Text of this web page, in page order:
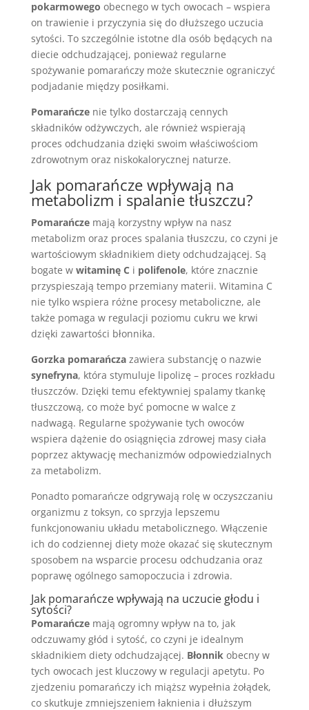
pokarmowego obecnego w tych owocach – wspiera
on trawienie i przyczynia się do dłuższego uczucia
sytości. To szczególnie istotne dla osób będących na
diecie odchudzającej, ponieważ regularne
spożywanie pomarańczy może skutecznie ograniczyć
podjadanie między posiłkami.
Pomarańczenie tylko dostarczają cennych
składników odżywczych, ale również wspierają
proces odchudzania dzięki swoim właściwościom
zdrowotnym oraz niskokalorycznej naturze.
Jak pomarańcze wpływają na
metabolizm i spalanie tłuszczu?
Pomarańczemają korzystny wpływ na nasz
metabolizm oraz proces spalania tłuszczu, co czyni je
wartościowym składnikiem diety odchudzającej. Są
bogate w witaminę C i polifenole, które znacznie
przyspieszają tempo przemiany materii. Witamina C
nie tylko wspiera różne procesy metaboliczne, ale
także pomaga w regulacji poziomu cukru we krwi
dzięki zawartości błonnika.
Gorzka pomarańczazawiera substancję o nazwie
synefryna, która stymuluje lipolizę – proces rozkładu
tłuszczów. Dzięki temu efektywniej spalamy tkankę
tłuszczową, co może być pomocne w walce z
nadwagą. Regularne spożywanie tych owoców
wspiera dążenie do osiągnięcia zdrowej masy ciała
poprzez aktywację mechanizmów odpowiedzialnych
za metabolizm.
Ponadto pomarańcze odgrywają rolę w oczyszczaniu
organizmu z toksyn, co sprzyja lepszemu
funkcjonowaniu układu metabolicznego. Włączenie
ich do codziennej diety może okazać się skutecznym
sposobem na wsparcie procesu odchudzania oraz
poprawę ogólnego samopoczucia i zdrowia.
Jak pomarańcze wpływają na uczucie głodu i
sytości?
Pomarańczemają ogromny wpływ na to, jak
odczuwamy głód i sytość, co czyni je idealnym
składnikiem diety odchudzającej. Błonnikobecny w
tych owocach jest kluczowy w regulacji apetytu. Po
zjedzeniu pomarańczy ich miąższ wypełnia żołądek,
co skutkuje zmniejszeniem łaknienia i dłuższym